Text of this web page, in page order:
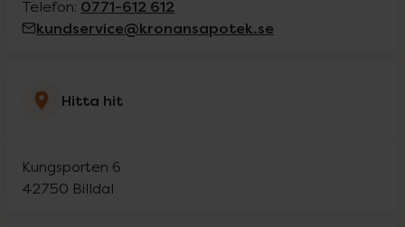
Telefon: 0771-612 612
kundservice@kronansapotek.se
Hitta hit
Kungsporten 6
42750 Billdal